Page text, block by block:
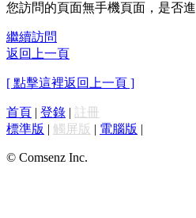
您訪問的頁面無手機頁面，是否
繼續訪問
返回上一頁
[ 點擊這裡返回上一頁 ]
首頁 | 登錄 | 註冊
標準版 | 觸屏版 | 電腦版 |
© Comsenz Inc.